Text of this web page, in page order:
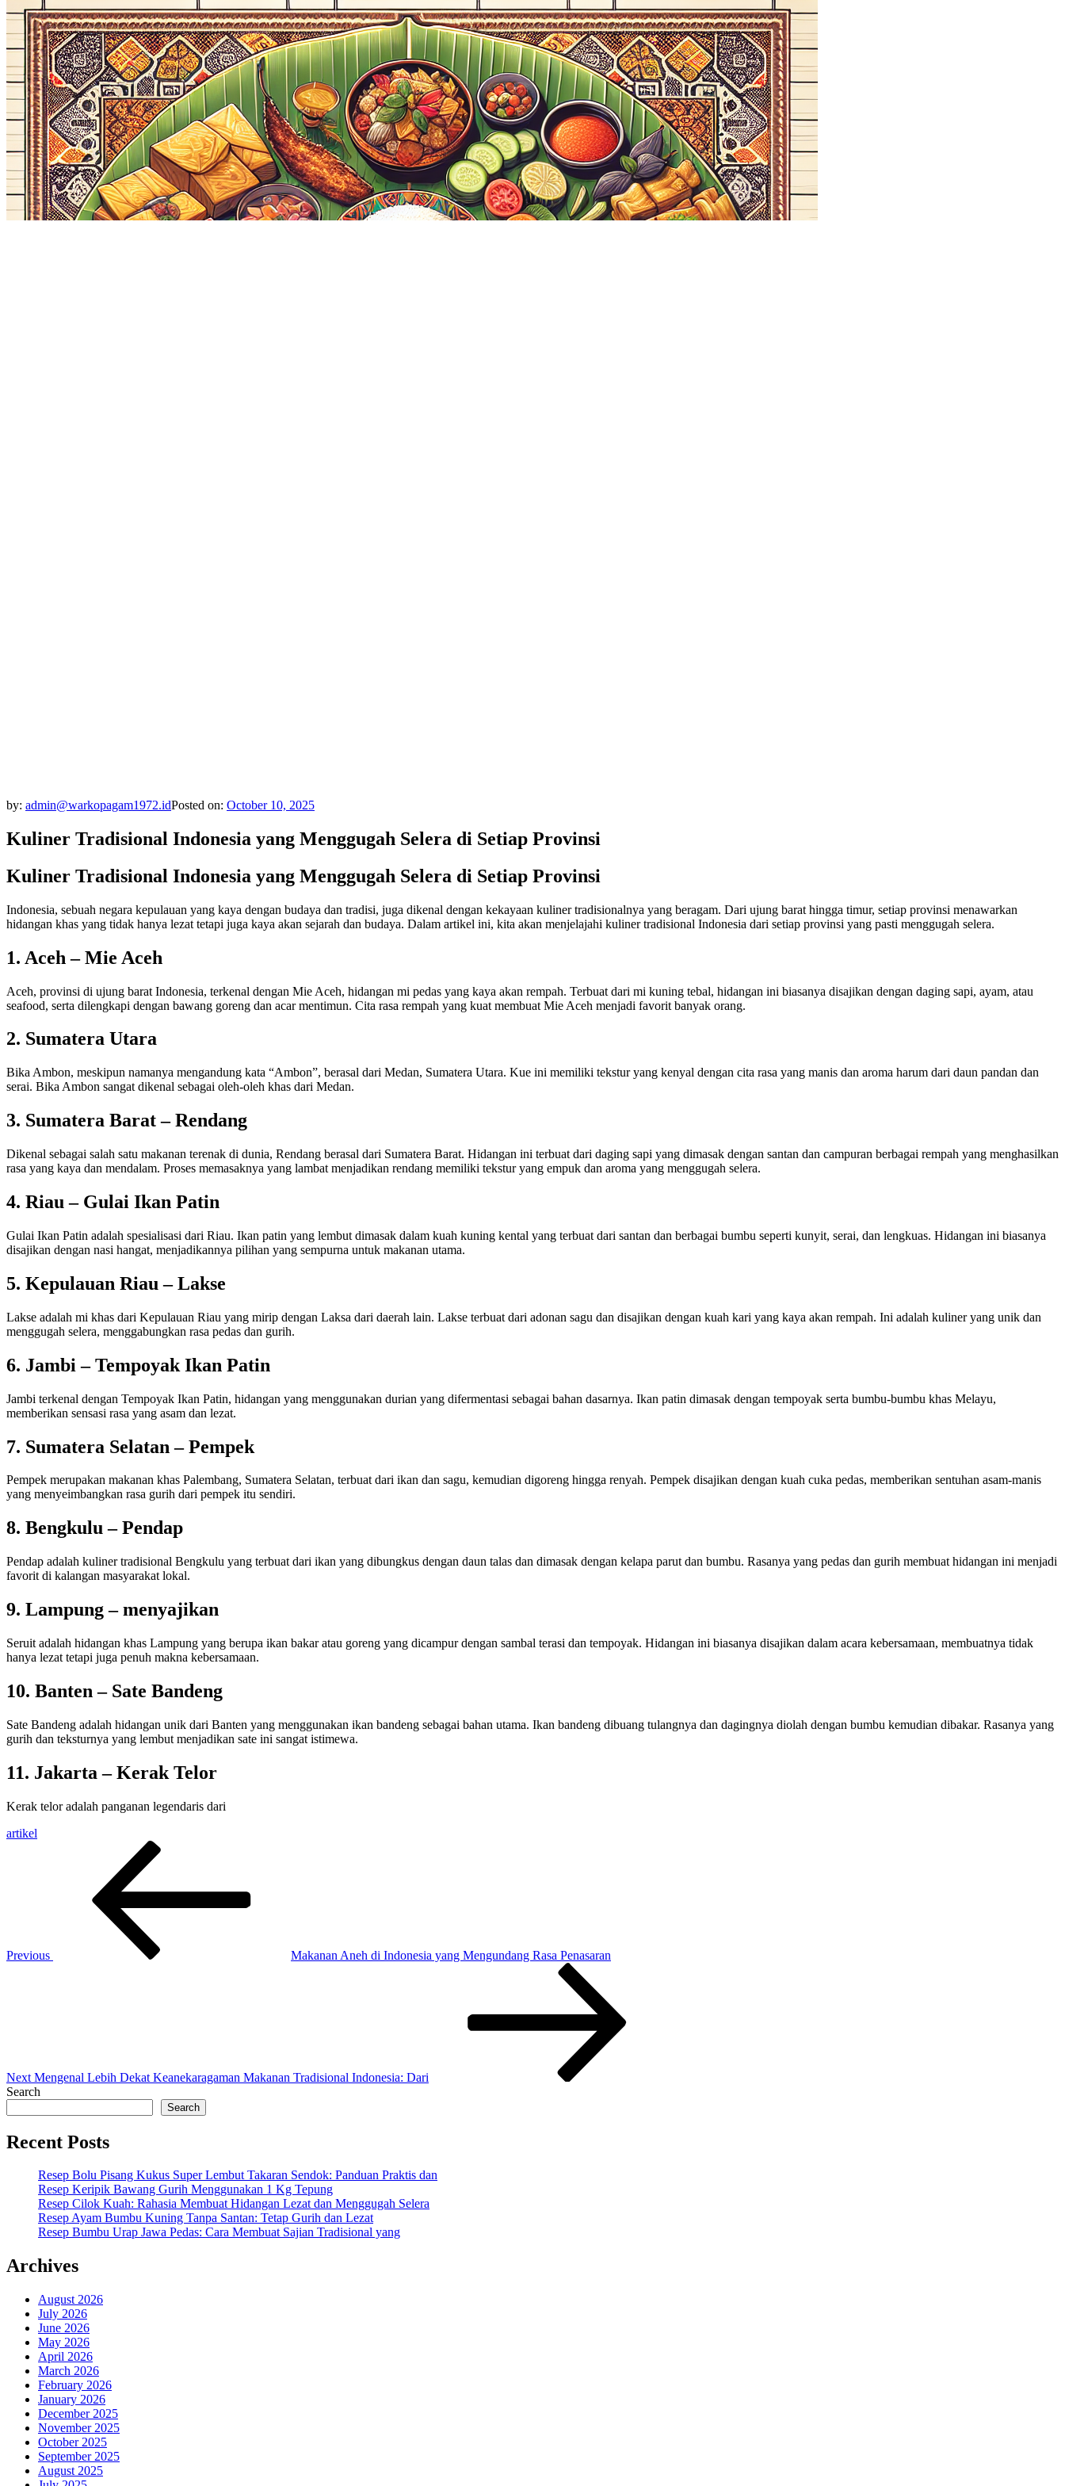
by: admin@warkopagam1972.idPosted on: October 10, 2025
Kuliner Tradisional Indonesia yang Menggugah Selera di Setiap Provinsi
Kuliner Tradisional Indonesia yang Menggugah Selera di Setiap Provinsi
Indonesia, sebuah negara kepulauan yang kaya dengan budaya dan tradisi, juga dikenal dengan kekayaan kuliner tradisionalnya yang beragam. Dari ujung barat hingga timur, setiap provinsi menawarkan
hidangan khas yang tidak hanya lezat tetapi juga kaya akan sejarah dan budaya. Dalam artikel ini, kita akan menjelajahi kuliner tradisional Indonesia dari setiap provinsi yang pasti menggugah selera.
1. Aceh – Mie Aceh
Aceh, provinsi di ujung barat Indonesia, terkenal dengan Mie Aceh, hidangan mi pedas yang kaya akan rempah. Terbuat dari mi kuning tebal, hidangan ini biasanya disajikan dengan daging sapi, ayam, atau
seafood, serta dilengkapi dengan bawang goreng dan acar mentimun. Cita rasa rempah yang kuat membuat Mie Aceh menjadi favorit banyak orang.
2. Sumatera Utara
Bika Ambon, meskipun namanya mengandung kata “Ambon”, berasal dari Medan, Sumatera Utara. Kue ini memiliki tekstur yang kenyal dengan cita rasa yang manis dan aroma harum dari daun pandan dan
serai. Bika Ambon sangat dikenal sebagai oleh-oleh khas dari Medan.
3. Sumatera Barat – Rendang
Dikenal sebagai salah satu makanan terenak di dunia, Rendang berasal dari Sumatera Barat. Hidangan ini terbuat dari daging sapi yang dimasak dengan santan dan campuran berbagai rempah yang menghasilkan
rasa yang kaya dan mendalam. Proses memasaknya yang lambat menjadikan rendang memiliki tekstur yang empuk dan aroma yang menggugah selera.
4. Riau – Gulai Ikan Patin
Gulai Ikan Patin adalah spesialisasi dari Riau. Ikan patin yang lembut dimasak dalam kuah kuning kental yang terbuat dari santan dan berbagai bumbu seperti kunyit, serai, dan lengkuas. Hidangan ini biasanya
disajikan dengan nasi hangat, menjadikannya pilihan yang sempurna untuk makanan utama.
5. Kepulauan Riau – Lakse
Lakse adalah mi khas dari Kepulauan Riau yang mirip dengan Laksa dari daerah lain. Lakse terbuat dari adonan sagu dan disajikan dengan kuah kari yang kaya akan rempah. Ini adalah kuliner yang unik dan
menggugah selera, menggabungkan rasa pedas dan gurih.
6. Jambi – Tempoyak Ikan Patin
Jambi terkenal dengan Tempoyak Ikan Patin, hidangan yang menggunakan durian yang difermentasi sebagai bahan dasarnya. Ikan patin dimasak dengan tempoyak serta bumbu-bumbu khas Melayu,
memberikan sensasi rasa yang asam dan lezat.
7. Sumatera Selatan – Pempek
Pempek merupakan makanan khas Palembang, Sumatera Selatan, terbuat dari ikan dan sagu, kemudian digoreng hingga renyah. Pempek disajikan dengan kuah cuka pedas, memberikan sentuhan asam-manis
yang menyeimbangkan rasa gurih dari pempek itu sendiri.
8. Bengkulu – Pendap
Pendap adalah kuliner tradisional Bengkulu yang terbuat dari ikan yang dibungkus dengan daun talas dan dimasak dengan kelapa parut dan bumbu. Rasanya yang pedas dan gurih membuat hidangan ini menjadi
favorit di kalangan masyarakat lokal.
9. Lampung – menyajikan
Seruit adalah hidangan khas Lampung yang berupa ikan bakar atau goreng yang dicampur dengan sambal terasi dan tempoyak. Hidangan ini biasanya disajikan dalam acara kebersamaan, membuatnya tidak
hanya lezat tetapi juga penuh makna kebersamaan.
10. Banten – Sate Bandeng
Sate Bandeng adalah hidangan unik dari Banten yang menggunakan ikan bandeng sebagai bahan utama. Ikan bandeng dibuang tulangnya dan dagingnya diolah dengan bumbu kemudian dibakar. Rasanya yang
gurih dan teksturnya yang lembut menjadikan sate ini sangat istimewa.
11. Jakarta – Kerak Telor
Kerak telor adalah panganan legendaris dari
artikel
Previous
Makanan Aneh di Indonesia yang Mengundang Rasa Penasaran
Next Mengenal Lebih Dekat Keanekaragaman Makanan Tradisional Indonesia: Dari
Search
Search
Recent Posts
Resep Bolu Pisang Kukus Super Lembut Takaran Sendok: Panduan Praktis dan
Resep Keripik Bawang Gurih Menggunakan 1 Kg Tepung
Resep Cilok Kuah: Rahasia Membuat Hidangan Lezat dan Menggugah Selera
Resep Ayam Bumbu Kuning Tanpa Santan: Tetap Gurih dan Lezat
Resep Bumbu Urap Jawa Pedas: Cara Membuat Sajian Tradisional yang
Archives
August 2026
July 2026
June 2026
May 2026
April 2026
March 2026
February 2026
January 2026
December 2025
November 2025
October 2025
September 2025
August 2025